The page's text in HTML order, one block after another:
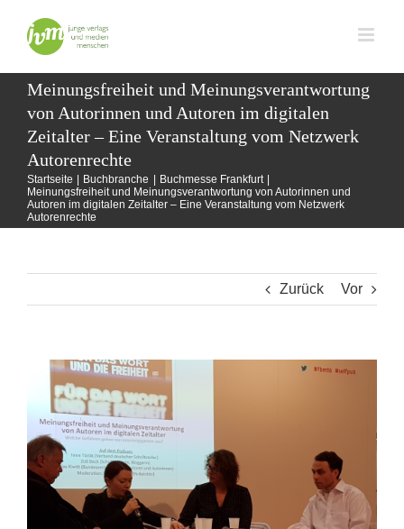
Inhalt
springen
Meinungsfreiheit und Meinungsverantwortung
von Autorinnen und Autoren im digitalen
Zeitalter – Eine Veranstaltung vom Netzwerk
Autorenrechte
Startseite Buchbranche
Buchmesse Frankfurt
Meinungsfreiheit und Meinungsverantwortung von Autorinnen und
Autoren im digitalen Zeitalter – Eine Veranstaltung vom Netzwerk
Autorenrechte
Zurück Vor
Zeige
grösseres
Bild